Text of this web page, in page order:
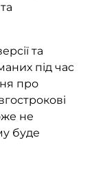
та
під час
про
не
буде